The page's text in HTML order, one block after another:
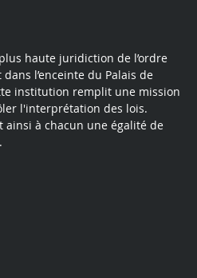
haute juridiction de l’ordre
l’enceinte du Palais de
institution remplit une mission
l'interprétation des lois.
ainsi à chacun une égalité de